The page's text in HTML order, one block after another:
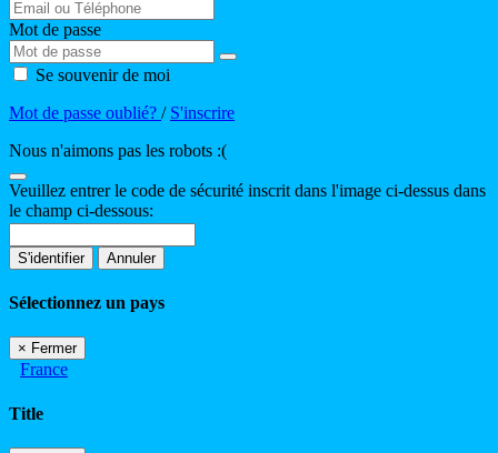
Mot de passe
Se souvenir de moi
Mot de passe oublié? / S'inscrire
Nous n'aimons pas les robots :(
Veuillez entrer le code de sécurité inscrit dans l'image ci-dessus dans
le champ ci-dessous:
S'identifier Annuler
Sélectionnez un pays
× Fermer
France
Title